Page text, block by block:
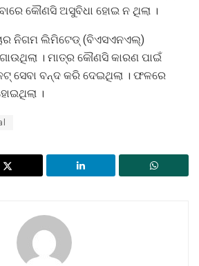
କୌଣସି ଅସୁବିଧା ହୋଇ ନ ଥିଲା ।
ନିଗମ ଲିମିଟେଡ୍ (ବିଏସଏନଏଲ୍)
। ମାତ୍ର କୌଣସି କାରଣ ପାଇଁ
ସେବା ବନ୍ଦ କରି ଦେଇଥିଲା । ଫଳରେ
।